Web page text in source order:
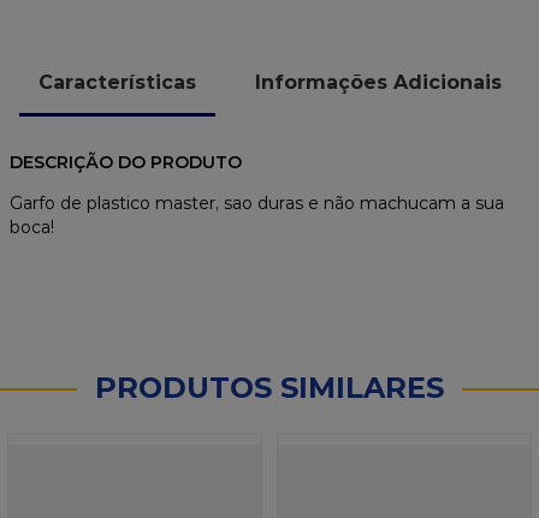
Características Informações Adicionais
DESCRIÇÃO DO PRODUTO
Garfo de plastico master, sao duras e não machucam a sua
boca!
PRODUTOS SIMILARES